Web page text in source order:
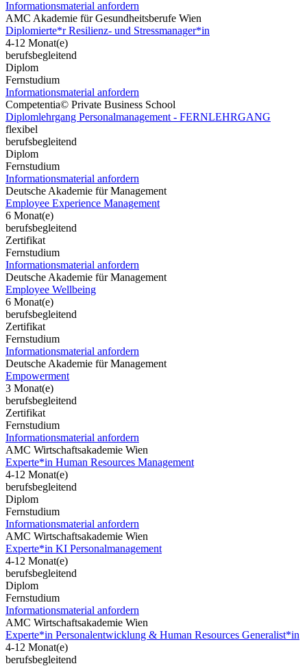
Informationsmaterial anfordern
AMC Akademie für Gesundheitsberufe Wien
Diplomierte*r Resilienz- und Stressmanager*in
4-12 Monat(e)
berufsbegleitend
Diplom
Fernstudium
Informationsmaterial anfordern
Competentia© Private Business School
Diplomlehrgang Personalmanagement - FERNLEHRGANG
flexibel
berufsbegleitend
Diplom
Fernstudium
Informationsmaterial anfordern
Deutsche Akademie für Management
Employee Experience Management
6 Monat(e)
berufsbegleitend
Zertifikat
Fernstudium
Informationsmaterial anfordern
Deutsche Akademie für Management
Employee Wellbeing
6 Monat(e)
berufsbegleitend
Zertifikat
Fernstudium
Informationsmaterial anfordern
Deutsche Akademie für Management
Empowerment
3 Monat(e)
berufsbegleitend
Zertifikat
Fernstudium
Informationsmaterial anfordern
AMC Wirtschaftsakademie Wien
Experte*in Human Resources Management
4-12 Monat(e)
berufsbegleitend
Diplom
Fernstudium
Informationsmaterial anfordern
AMC Wirtschaftsakademie Wien
Experte*in KI Personalmanagement
4-12 Monat(e)
berufsbegleitend
Diplom
Fernstudium
Informationsmaterial anfordern
AMC Wirtschaftsakademie Wien
Experte*in Personalentwicklung & Human Resources Generalist*in
4-12 Monat(e)
berufsbegleitend